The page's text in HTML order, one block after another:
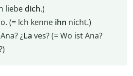
liebedich.)
(= Ich kenne ihn nicht.)
¿La ves? (= Wo ist Ana?